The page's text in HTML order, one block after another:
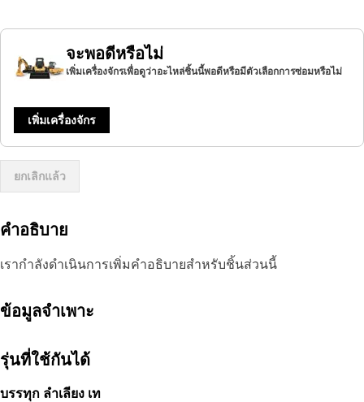
จะพอดีหรือไม่
เพิ่มเครื่องจักรเพื่อดูว่าอะไหล่ชิ้นนี้พอดีหรือมีตัวเลือกการซ่อมหรือไม่
เพิ่มเครื่องจักร
ยกเลิกแล้ว
คำอธิบาย
เรากำลังดำเนินการเพิ่มคำอธิบายสำหรับชิ้นส่วนนี้
ข้อมูลจำเพาะ
รุ่นที่ใช้กันได้
บรรทุก ลำเลียง เท